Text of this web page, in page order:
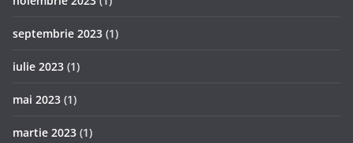
septembrie 2023 (1)
iulie 2023 (1)
mai 2023 (1)
martie 2023 (1)